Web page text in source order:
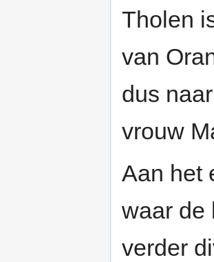
Tholen
van
dus
vrouw
Aan het
waar de
verder